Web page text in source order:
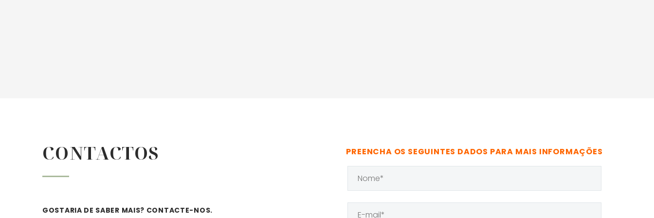
CONTACTOS
GOSTARIA DE SABER MAIS? CONTACTE-NOS.
PREENCHA OS SEGUINTES DADOS PARA MAIS INFORMAÇÕES